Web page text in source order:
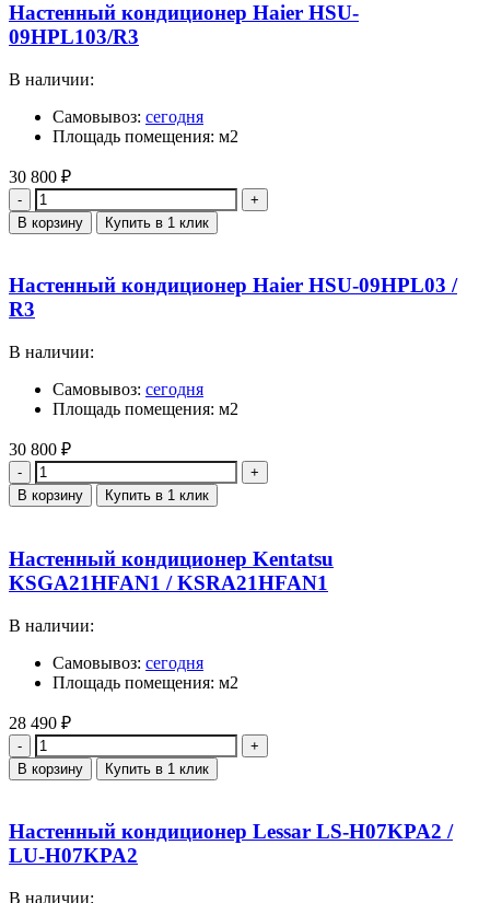
Настенный кондиционер Haier HSU-
09HPL103/R3
В наличии:
Самовывоз: сегодня
Площадь помещения: м2
30 800 ₽
Количество
В корзину Купить в 1 клик
Настенный кондиционер Haier HSU-09HPL03 /
R3
В наличии:
Самовывоз: сегодня
Площадь помещения: м2
30 800 ₽
Количество
В корзину Купить в 1 клик
Настенный кондиционер Kentatsu
KSGA21HFAN1 / KSRA21HFAN1
В наличии:
Самовывоз: сегодня
Площадь помещения: м2
28 490 ₽
Количество
В корзину Купить в 1 клик
Настенный кондиционер Lessar LS-H07KPA2 /
LU-H07KPA2
В наличии: